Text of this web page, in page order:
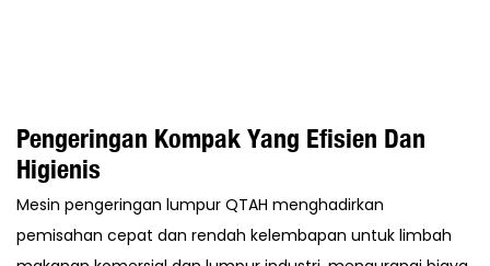
Pengeringan Kompak Yang Efisien Dan
Higienis
Mesin pengeringan lumpur QTAH menghadirkan
pemisahan cepat dan rendah kelembapan untuk limbah